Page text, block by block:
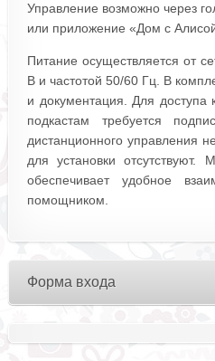
Управление возможно через
или приложение «Дом с
Питание осуществляется от
В и частотой 50/60 Гц. В
и документация. Для
подкастам требуется
дистанционного управления
для установки отсутствуют.
обеспечивает удобное
помощником.
Форма входа